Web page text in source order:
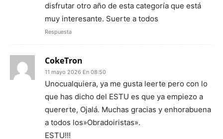
disfrutar otro año de esta categoría que está
muy interesante. Suerte a todos
Respuesta
CokeTron
11 mayo 2026 En 08:50
Unocualquiera, ya me gusta leerte pero con lo
que has dicho del ESTU es que ya empiezo a
quererte, Ojalá. Muchas gracias y enhorabuena
a todos los»Obradoiristas».
ESTU!!!